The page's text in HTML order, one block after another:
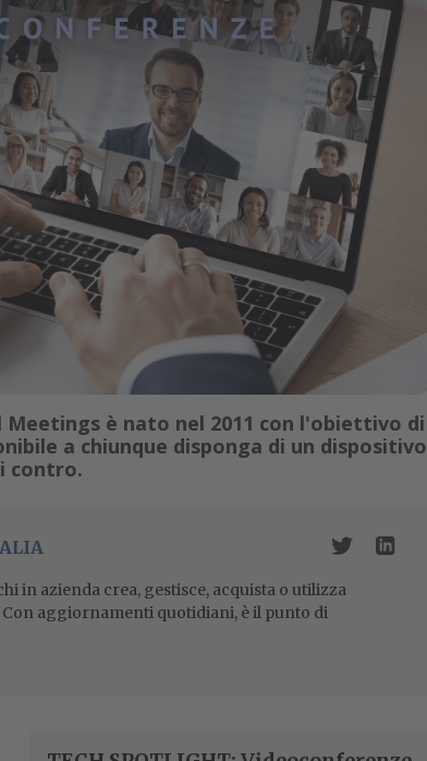
Meetings è nato nel 2011 con l'obiettivo di
a chiunque disponga di un dispositivo
contro.
in azienda crea, gestisce, acquista o utilizza
aggiornamenti quotidiani, è il punto di